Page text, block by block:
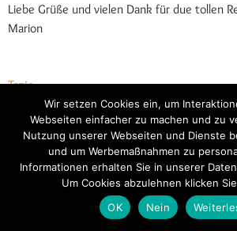
Liebe Grüße und vielen Dank für due tollen
Marion
Tanja
24. Januar 2019
Hallo Marion,
es ist das gleiche Produkt und Du kannst
Kartoffelmehl 1:1 einsetzen.
Wenn Du magst, sieh Dich bei Fragen gerne
Dort findest Du zu vielen typischen Fragen
https://www.rezepte-glutenfrei.de/faq/LG
Wir setzen Cookies ein, um
Webseiten einfacher zu machen und zu
Nutzung unserer Webseiten und Dienste
und um Werbemaßnahmen zu
Informationen erhalten Sie in unserer
Um Cookies abzulehnen klicken
OK
Nein